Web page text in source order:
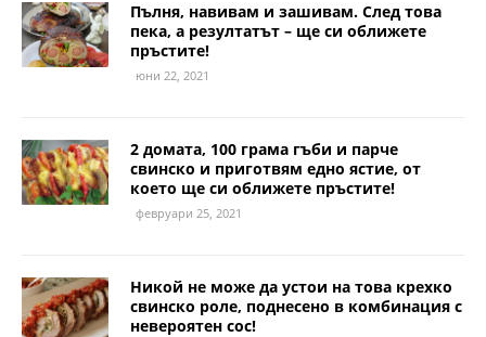
Пълня, навивам и зашивам. След това
пека, а резултатът – ще си оближете
пръстите!
юни 22, 2021
2 домата, 100 грама гъби и парче
свинско и приготвям едно ястие, от
което ще си оближете пръстите!
февруари 25, 2021
Никой не може да устои на това крехко
свинско роле, поднесено в комбинация с
невероятен сос!